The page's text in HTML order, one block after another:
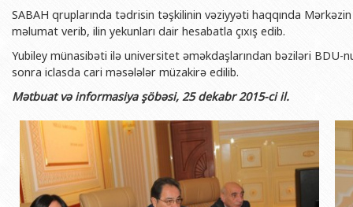
BDU-nun məzunları
Fəxri doktorlarımız
BDU-da təhsil
BDU-da tədris olunan ixtisaslar
Universitet tarixinin ən mühüm hadisələri
İnsan resursları və hüquq şöbəsi
Sənədlər və Müraciətlərlə iş
Maliyyə və təminat Departamenti
Keyfiyyətin təminatı, monitorinq
Psixoloji Yardım Sektoru
Mədəniyyət-yaradıcılıq Mərkəzi
İdman-sağlamlıq Mərkəzi
BDU-nun Nəşr Evi
Geologiya fakültəsi
Filologiya fakültəsi
Tarix fakültəsi
Beynəlxalq
Hüquq fakültəsi
Jurnalistika fakültəsi
İnformasiya və
Şərqşünasliq
Şəxsi
Publik
SABAH qruplarında tədrisin təşkilinin vəziyyəti haqqında
məlumat verib, ilin yekunları dair hesabatla çıxış edib.
Yubiley münasibəti ilə universitet əməkdaşlarından bəziləri BDU-
sonra iclasda cari məsələlər müzakirə edilib.
Mətbuat və informasiya şöbəsi, 25 dekabr 2015-ci il.